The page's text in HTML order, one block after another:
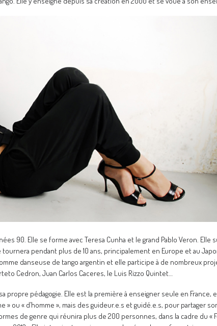
90. Elle se forme avec Teresa Cunha et le grand Pablo Veron.
tournera pendant plus de 10 ans, principalement en Europe et au
danseuse de tango argentin et elle participe à de nombreux
Cedron, Juan Carlos Caceres, le Luis Rizzo Quintet…
pédagogie. Elle est la première à enseigner seule en France,
» ou « d’homme », mais des guideur.e.s et guidé.e.s, pour partager
de genre qui réunira plus de 200 personnes, dans la cadre du «